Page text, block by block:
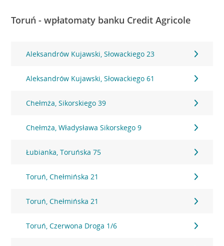
Toruń - wpłatomaty banku Credit Agricole
Aleksandrów Kujawski, Słowackiego 23
Aleksandrów Kujawski, Słowackiego 61
Chełmża, Sikorskiego 39
Chełmża, Władysława Sikorskego 9
Łubianka, Toruńska 75
Toruń, Chełmińska 21
Toruń, Chełmińska 21
Toruń, Czerwona Droga 1/6